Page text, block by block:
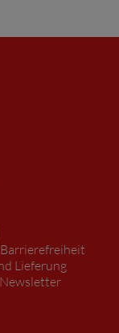
Lieferung
Newsletter